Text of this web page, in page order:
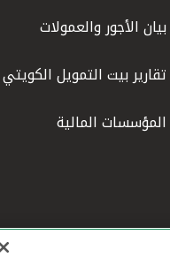
بيان الأجور والعمولات
تقارير بيت التمويل الكويتي
المؤسسات المالية